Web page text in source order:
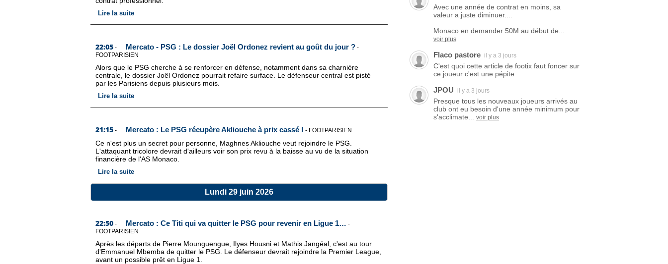
Lire la suite
22:05 - Mercato - PSG : Le dossier Joël Ordonez revient au goût du jour ? -
FOOTPARISIEN
Alors que le PSG cherche à se renforcer en défense, notamment dans sa charnière
centrale, le dossier Joël Ordonez pourrait refaire surface. Le défenseur central est pisté
par les Parisiens depuis plusieurs mois.
Lire la suite
21:15 - Mercato : Le PSG récupère Akliouche à prix cassé ! - FOOTPARISIEN
Ce n'est plus un secret pour personne, Maghnes Akliouche veut rejoindre le PSG.
L'attaquant tricolore devrait d'ailleurs voir son prix revu à la baisse au vu de la situation
financière de l'AS Monaco.
Lire la suite
Lundi 29 juin 2026
22:50 - Mercato : Ce Titi qui va quitter le PSG pour revenir en Ligue 1… -
FOOTPARISIEN
Après les départs de Pierre Mounguengue, Ilyes Housni et Mathis Jangéal, c'est au tour
d'Emmanuel Mbemba de quitter le PSG. Le défenseur devrait rejoindre la Premier League,
avant un possible prêt en Ligue 1.
Avec une année de contrat en moins, sa
valeur a juste diminuer....
Monaco en demander 50M au début de...
voir plus
Flaco pastore il y a 3 jours
C'est quoi cette article de footix faut foncer sur
ce joueur c'est une pépite
JPOU il y a 3 jours
Presque tous les nouveaux joueurs arrivés au
club ont eu besoin d'une année minimum pour
s'acclimate...
voir plus